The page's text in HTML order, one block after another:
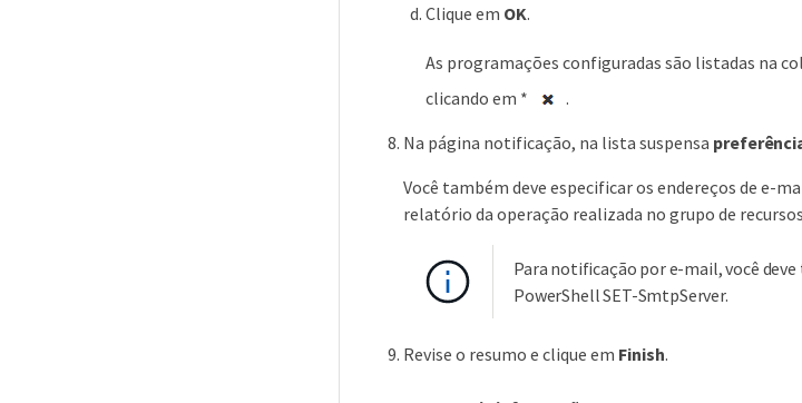
Clique em OK.
As programações configuradas são listadas na
clicando em *
.
Na página notificação, na lista suspensa
Você também deve especificar os endereços de e-
relatório da operação realizada no grupo de
Para notificação por e-mail, você deve
PowerShell SET-SmtpServer.
Revise o resumo e clique em Finish.